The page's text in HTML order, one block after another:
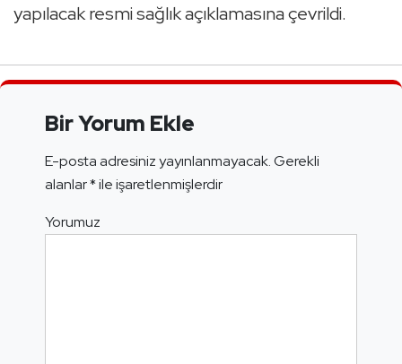
yapılacak resmi sağlık açıklamasına çevrildi.
Bir Yorum Ekle
E-posta adresiniz yayınlanmayacak.Gerekli
alanlar*ile işaretlenmişlerdir
Yorumuz